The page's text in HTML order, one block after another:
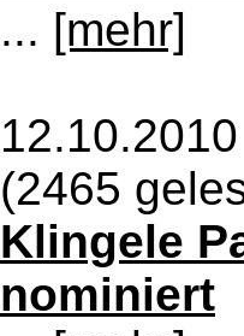
... [mehr]
12.10.2010
(2465
Klingele
nominiert